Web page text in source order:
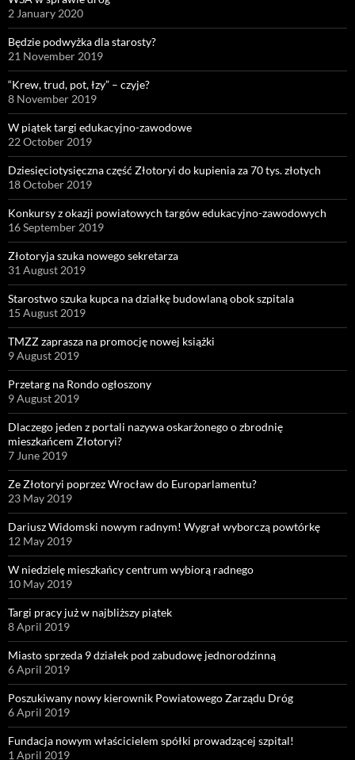
2 January 2020
Będzie podwyżka dla starosty?
21 November 2019
“Krew, trud, pot, łzy” – czyje?
8 November 2019
W piątek targi edukacyjno-zawodowe
22 October 2019
Dziesięciotysięczna część Złotoryi do kupienia za 70 tys. złotych
18 October 2019
Konkursy z okazji powiatowych targów edukacyjno-zawodowych
16 September 2019
Złotoryja szuka nowego sekretarza
31 August 2019
Starostwo szuka kupca na działkę budowlaną obok szpitala
15 August 2019
TMZZ zaprasza na promocję nowej książki
9 August 2019
Przetarg na Rondo ogłoszony
9 August 2019
Dlaczego jeden z portali nazywa oskarżonego o zbrodnię
mieszkańcem Złotoryi?
7 June 2019
Ze Złotoryi poprzez Wrocław do Europarlamentu?
23 May 2019
Dariusz Widomski nowym radnym! Wygrał wyborczą powtórkę
12 May 2019
W niedzielę mieszkańcy centrum wybiorą radnego
10 May 2019
Targi pracy już w najbliższy piątek
8 April 2019
Miasto sprzeda 9 działek pod zabudowę jednorodzinną
6 April 2019
Poszukiwany nowy kierownik Powiatowego Zarządu Dróg
6 April 2019
Fundacja nowym właścicielem spółki prowadzącej szpital!
1 April 2019